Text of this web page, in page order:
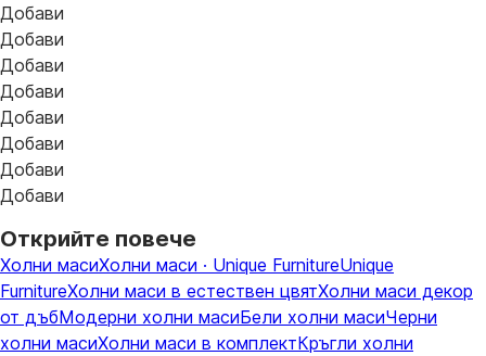
Добави
Добави
Добави
Добави
Добави
Добави
Добави
Добави
Открийте повече
Холни масиХолни маси · Unique FurnitureUnique
FurnitureХолни маси в естествен цвятХолни маси декор
от дъбМодерни холни масиБели холни масиЧерни
холни масиХолни маси в комплектКръгли холни